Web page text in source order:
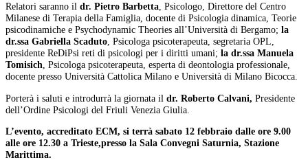
Relatori saranno il dr. Pietro Barbetta, Psicologo, Direttore del Centro
Milanese di Terapia della Famiglia, docente di Psicologia dinamica, Teorie
psicodinamiche e Psychodynamic Theories all’Università di Bergamo; la
dr.ssa Gabriella Scaduto, Psicologa psicoterapeuta, segretaria OPL,
presidente ReDiPsi reti di psicologi per i diritti umani; la dr.ssa Manuela
Tomisich, Psicologa psicoterapeuta, esperta di deontologia professionale,
docente presso Università Cattolica Milano e Università di Milano Bicocca.
Porterà i saluti e introdurrà la giornata il dr. Roberto Calvani, Presidente
dell’Ordine Psicologi del Friuli Venezia Giulia.
L’evento, accreditato ECM, si terrà sabato 12 febbraio dalle ore 9.00
alle ore 12.30 a Trieste,presso la Sala Convegni Saturnia, Stazione
Marittima.